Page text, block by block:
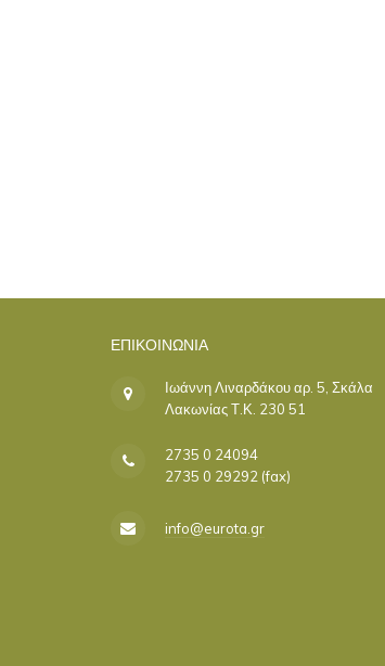
ΕΠΙΚΟΙΝΩΝΊΑ
Ιωάννη Λιναρδάκου αρ. 5, Σκάλα
Λακωνίας Τ.Κ. 230 51
2735 0 24094
2735 0 29292 (fax)
info@eurota.gr